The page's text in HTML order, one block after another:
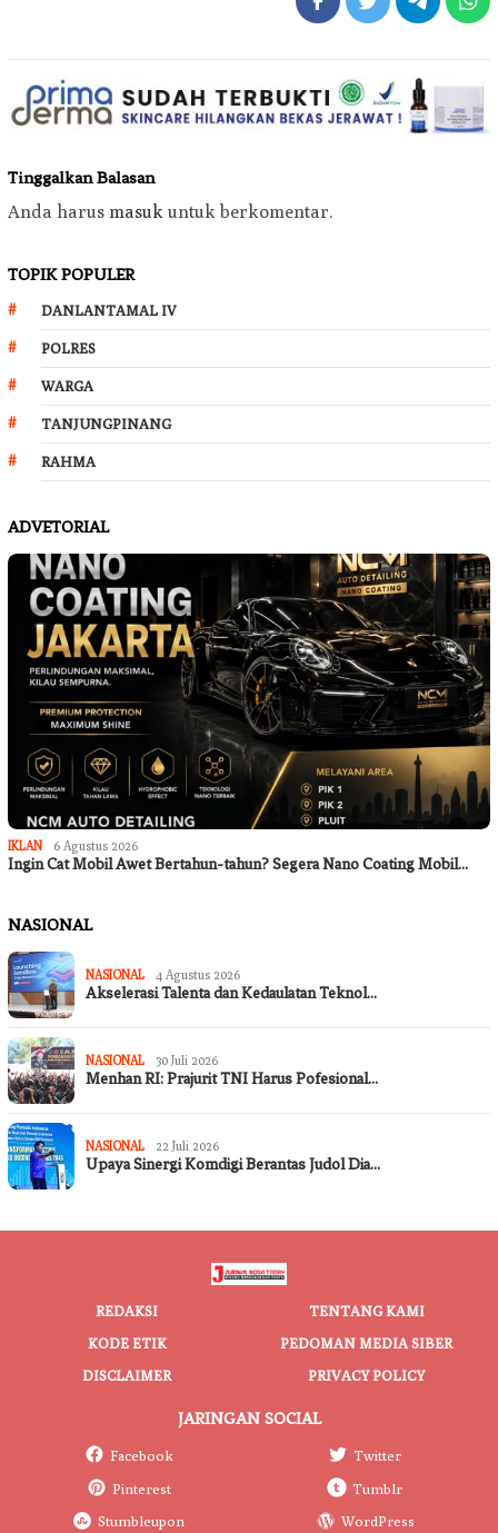
Tinggalkan Balasan
Anda harus masuk untuk berkomentar.
TOPIK POPULER
DANLANTAMAL IV
POLRES
WARGA
TANJUNGPINANG
RAHMA
ADVETORIAL
IKLAN 6 Agustus 2026
Ingin Cat Mobil Awet Bertahun-tahun? Segera Nano Coating Mobil…
NASIONAL
NASIONAL 4 Agustus 2026
Akselerasi Talenta dan Kedaulatan Teknol…
NASIONAL 30 Juli 2026
Menhan RI: Prajurit TNI Harus Pofesional…
NASIONAL 22 Juli 2026
Upaya Sinergi Komdigi Berantas Judol Dia…
REDAKSI
TENTANG KAMI
KODE ETIK
PEDOMAN MEDIA SIBER
DISCLAIMER
PRIVACY POLICY
JARINGAN SOCIAL
Facebook
Twitter
Pinterest
Tumblr
Stumbleupon
WordPress